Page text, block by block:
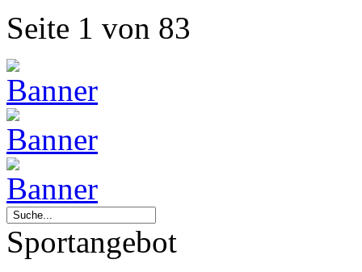
Seite 1 von 83
Sportangebot